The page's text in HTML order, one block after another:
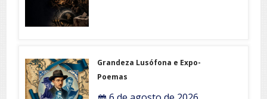
Grandeza Lusófona e Expo-
Poemas